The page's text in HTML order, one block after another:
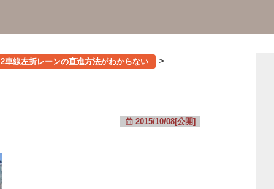
2車線左折レーンの直進方法がわからない >
2015/10/08[公開]